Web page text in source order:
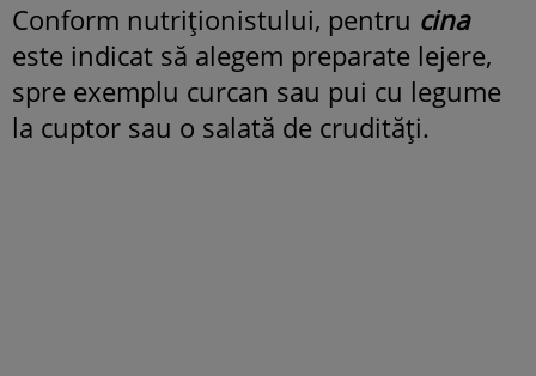
Conform nutriționistului, pentru cina
este indicat să alegem preparate lejere,
spre exemplu curcan sau pui cu legume
la cuptor sau o salată de crudități.